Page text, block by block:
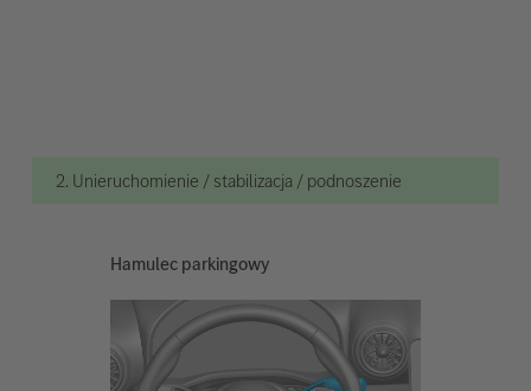
2. Unieruchomienie / stabilizacja / podnoszenie
Hamulec parkingowy